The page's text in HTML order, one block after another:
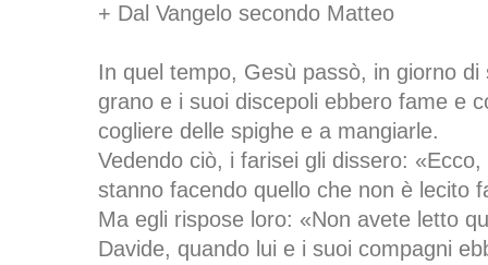
+ Dal Vangelo secondo Matteo
In quel tempo, Gesù passò, in giorno
grano e i suoi discepoli ebbero fame e
cogliere delle spighe e a mangiarle.
Vedendo ciò, i farisei gli dissero:
stanno facendo quello che non è lecito
Ma egli rispose loro: «Non avete letto
Davide, quando lui e i suoi compagni